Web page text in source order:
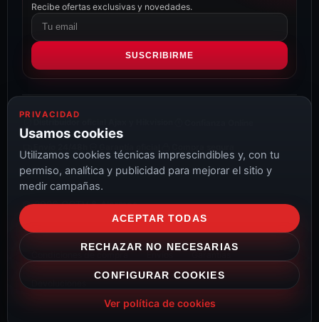
Recibe ofertas exclusivas y novedades.
Correo
electrónico
SUSCRIBIRME
© 2026 CCTV & Alarmas
PRIVACIDAD
Usamos cookies
Utilizamos cookies técnicas imprescindibles y, con tu
permiso, analítica y publicidad para mejorar el sitio y
medir campañas.
ACEPTAR TODAS
RECHAZAR NO NECESARIAS
CONFIGURAR COOKIES
Ver política de cookies